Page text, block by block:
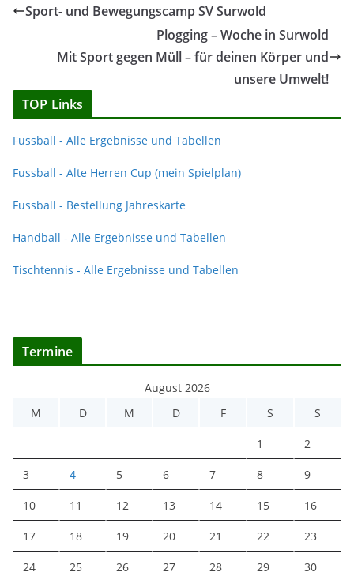
Sport- und Bewegungscamp SV Surwold
Plogging – Woche in Surwold
Mit Sport gegen Müll – für deinen Körper und
unsere Umwelt!
TOP Links
Fussball - Alle Ergebnisse und Tabellen
Fussball - Alte Herren Cup (mein Spielplan)
Fussball - Bestellung Jahreskarte
Handball - Alle Ergebnisse und Tabellen
Tischtennis - Alle Ergebnisse und Tabellen
Termine
August 2026
M
D M D F S S
1 2
3 4 5 6 7 8 9
10 11 12 13 14 15 16
17 18 19 20 21 22 23
24 25 26 27 28 29 30